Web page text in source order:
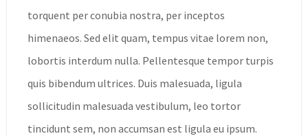
torquent per conubia nostra, per inceptos
himenaeos. Sed elit quam, tempus vitae lorem non,
lobortis interdum nulla. Pellentesque tempor turpis
quis bibendum ultrices. Duis malesuada, ligula
sollicitudin malesuada vestibulum, leo tortor
tincidunt sem, non accumsan est ligula eu ipsum.